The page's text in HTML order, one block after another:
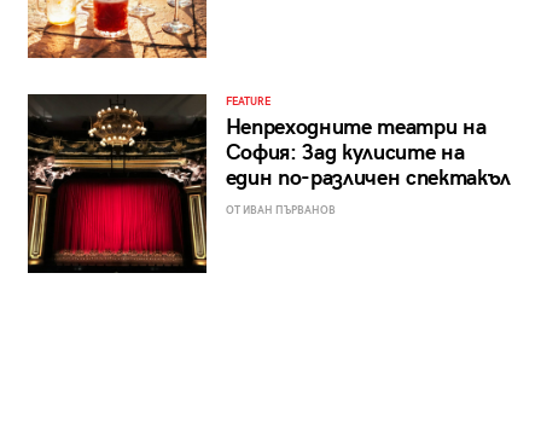
FEATURE
Непреходните театри на
София: Зад кулисите на
един по-различен спектакъл
ОТ ИВАН ПЪРВАНОВ